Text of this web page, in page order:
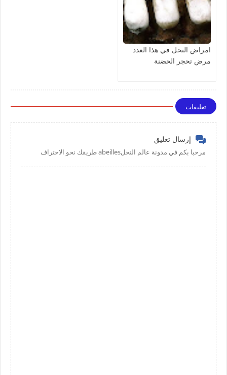
امراض النحل في هذا العدد
مرض تحجر الحضنة
تعليقات
إرسال تعليق
مرحبا بكم في مدونة عالم النحلabeilles طريقك نحو الاحتراف